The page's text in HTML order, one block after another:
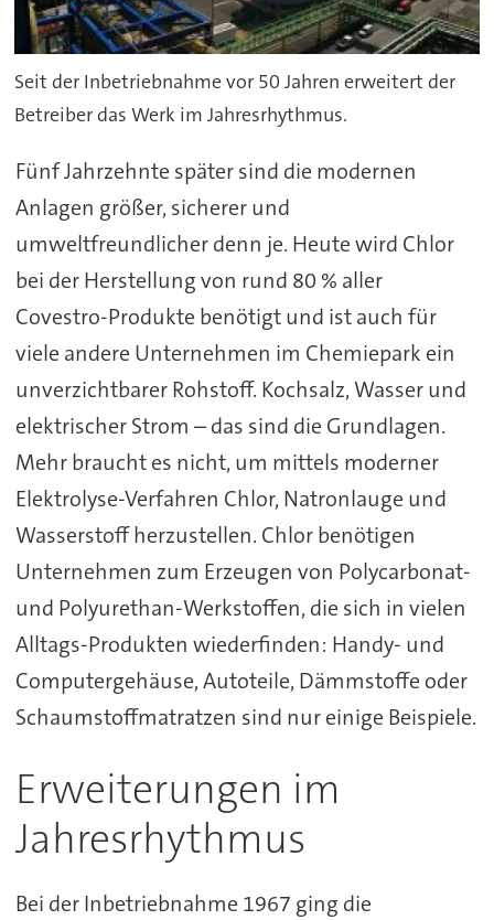
Seit der Inbetriebnahme vor 50 Jahren erweitert der
Betreiber das Werk im Jahresrhythmus.
Fünf Jahrzehnte später sind die modernen
Anlagen größer, sicherer und
umweltfreundlicher denn je. Heute wird Chlor
bei der Herstellung von rund 80 % aller
Covestro-Produkte benötigt und ist auch für
viele andere Unternehmen im Chemiepark ein
unverzichtbarer Rohstoff. Kochsalz, Wasser und
elektrischer Strom – das sind die Grundlagen.
Mehr braucht es nicht, um mittels moderner
Elektrolyse-Verfahren Chlor, Natronlauge und
Wasserstoff herzustellen. Chlor benötigen
Unternehmen zum Erzeugen von Polycarbonat-
und Polyurethan-Werkstoffen, die sich in vielen
Alltags-Produkten wiederfinden: Handy- und
Computergehäuse, Autoteile, Dämmstoffe oder
Schaumstoffmatratzen sind nur einige Beispiele.
Erweiterungen im
Jahresrhythmus
Bei der Inbetriebnahme 1967 ging die